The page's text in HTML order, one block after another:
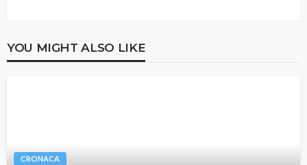
YOU MIGHT ALSO LIKE
CRONACA